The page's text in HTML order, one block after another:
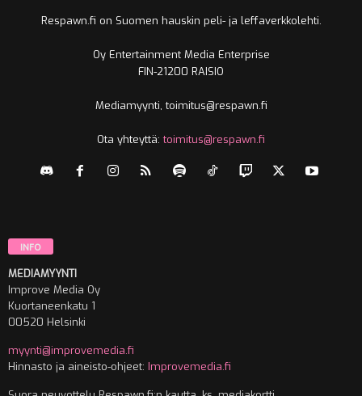
Respawn.fi on Suomen hauskin peli- ja leffaverkkolehti.
Oy Entertainment Media Enterprise
FIN-21200 RAISIO
Mediamyynti, toimitus@respawn.fi
Ota yhteyttä:toimitus@respawn.fi
INFO
MEDIAMYYNTI
Improve Media Oy
Kuortaneenkatu 1
00520 Helsinki
myynti@improvemedia.fi
Hinnasto ja aineisto-ohjeet: Improvemedia.fi